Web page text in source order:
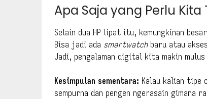
Apa Saja yang Perlu Kita
Selain dua HP lipat itu, kemungkinan
Bisa jadi ada smartwatchbaru atau
Jadi, pengalaman digital kita makin
Kesimpulan sementara: Kalau kalian tipe
sempurna dan pengen ngerasain gimana